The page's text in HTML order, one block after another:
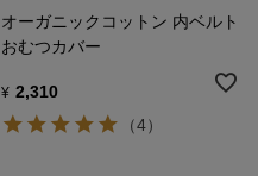
オーガニックコットン 内ベルト
おむつカバー
¥ 2,310
（4）